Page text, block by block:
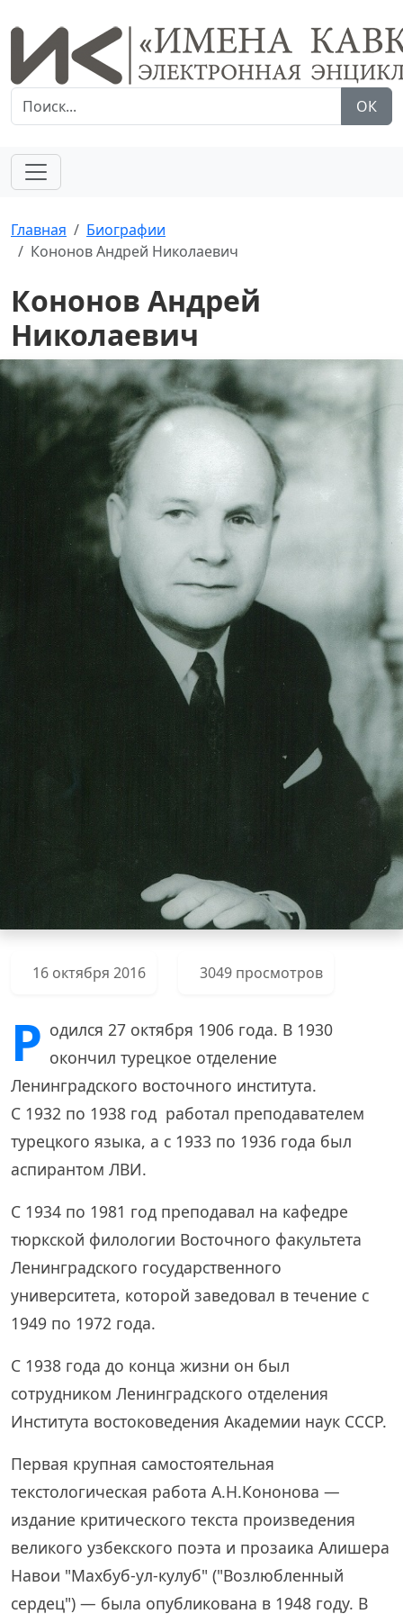
ОК
Главная
Биографии
Кононов Андрей Николаевич
Кононов Андрей
Николаевич
16 октября 2016 3049 просмотров
Р одился 27 октября 1906 года. В 1930
окончил турецкое отделение
Ленинградского восточного института.
С 1932 по 1938 год работал преподавателем
турецкого языка, а с 1933 по 1936 года был
аспирантом ЛВИ.
С 1934 по 1981 год преподавал на кафедре
тюркской филологии Восточного факультета
Ленинградского государственного
университета, которой заведовал в течение с
1949 по 1972 года.
С 1938 года до конца жизни он был
сотрудником Ленинградского отделения
Института востоковедения Академии наук СССР.
Первая крупная самостоятельная
текстологическая работа А.Н.Кононова —
издание критического текста произведения
великого узбекского поэта и прозаика Алишера
Навои "Махбуб-ул-кулуб" ("Возлюбленный
сердец") — была опубликована в 1948 году. В